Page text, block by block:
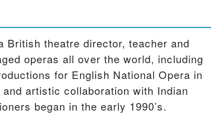
and contents are depicted with a
harnessing expertise from
and theatre scholars in
makes these exceptionally
theatre forms accessible to students
British theatre director, teacher and
operas all over the world, including
for English National Opera in
artistic collaboration with Indian
began in the early 1990’s.